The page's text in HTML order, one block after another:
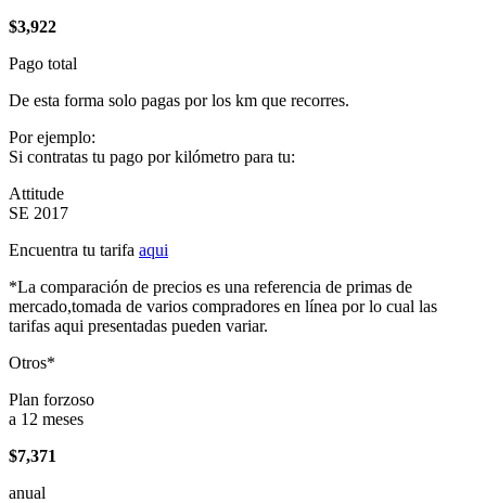
$3,922
Pago total
De esta forma solo pagas por los km que recorres.
Por ejemplo:
Si contratas tu pago por kilómetro para tu:
Attitude
SE 2017
Encuentra tu tarifa aqui
*La comparación de precios es una referencia de primas de
mercado,tomada de varios compradores en línea por lo cual las
tarifas aqui presentadas pueden variar.
Otros*
Plan forzoso
a 12 meses
$7,371
anual